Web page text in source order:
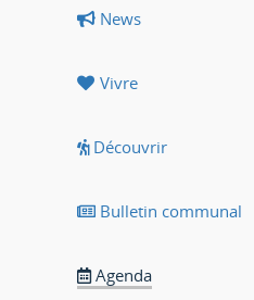
News
Vivre
Découvrir
Bulletin communal
Agenda